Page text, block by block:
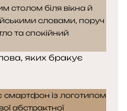
яких бракує